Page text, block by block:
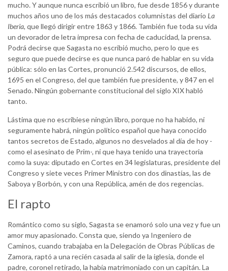
mucho. Y aunque nunca escribió un libro, fue desde 1856 y durante
muchos años uno de los más destacados columnistas del diario La
Iberia, que llegó dirigir entre 1863 y 1866. También fue toda su vida
un devorador de letra impresa con fecha de caducidad, la prensa.
Podrá decirse que Sagasta no escribió mucho, pero lo que es
seguro que puede decirse es que nunca paró de hablar en su vida
pública: sólo en las Cortes, pronunció 2.542 discursos, de ellos,
1695 en el Congreso, del que también fue presidente, y 847 en el
Senado. Ningún gobernante constitucional del siglo XIX habló
tanto.
Lástima que no escribiese ningún libro, porque no ha habido, ni
seguramente habrá, ningún político español que haya conocido
tantos secretos de Estado, algunos no desvelados al día de hoy -
como el asesinato de Prim-, ni que haya tenido una trayectoria
como la suya: diputado en Cortes en 34 legislaturas, presidente del
Congreso y siete veces Primer Ministro con dos dinastías, las de
Saboya y Borbón, y con una República, amén de dos regencias.
El rapto
Romántico como su siglo, Sagasta se enamoró solo una vez y fue un
amor muy apasionado. Consta que, siendo ya Ingeniero de
Caminos, cuando trabajaba en la Delegación de Obras Públicas de
Zamora, raptó a una recién casada al salir de la iglesia, donde el
padre, coronel retirado, la había matrimoniado con un capitán. La